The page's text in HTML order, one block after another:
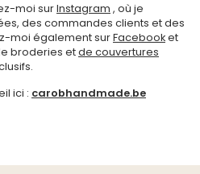
moi surInstagram , où je
des commandes clients et des
moi également surFacebooket
broderies etde couvertures
ici : carobhandmade.be